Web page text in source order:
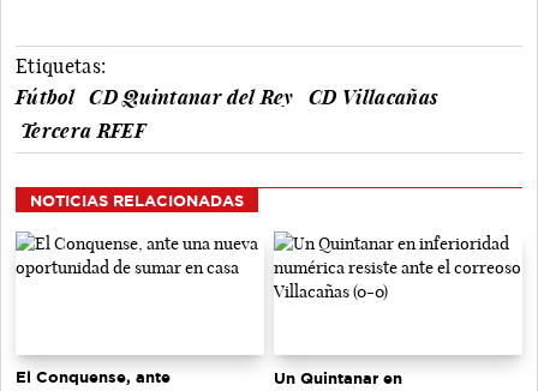
Etiquetas:
Fútbol
CD Quintanar del Rey
CD Villacañas
Tercera RFEF
NOTICIAS RELACIONADAS
El Conquense, ante
Un Quintanar en